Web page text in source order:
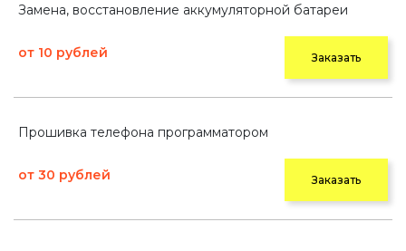
Замена, восстановление аккумуляторной батареи
от 10 рублей Заказать
Прошивка телефона программатором
от 30 рублей Заказать